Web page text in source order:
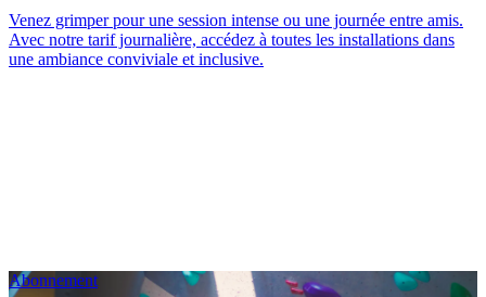
Venez grimper pour une session intense ou une journée entre amis.
Avec notre tarif journalière, accédez à toutes les installations dans
une ambiance conviviale et inclusive.
Abonnement